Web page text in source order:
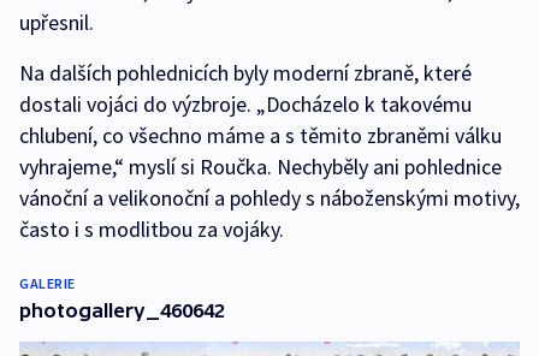
upřesnil.
Na dalších pohlednicích byly moderní zbraně, které
dostali vojáci do výzbroje. „Docházelo k takovému
chlubení, co všechno máme a s těmito zbraněmi válku
vyhrajeme,“ myslí si Roučka. Nechyběly ani pohlednice
vánoční a velikonoční a pohledy s náboženskými motivy,
často i s modlitbou za vojáky.
GALERIE
photogallery_460642